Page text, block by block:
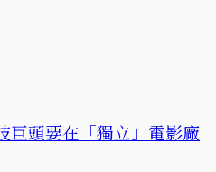
巨頭要在「獨立」電影廠